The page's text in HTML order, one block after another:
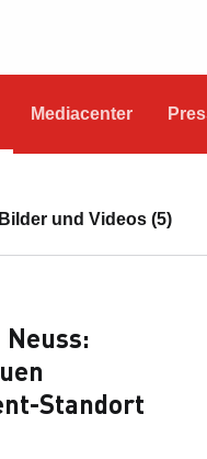
Mediacenter
Bilder und Videos (5)
Standort